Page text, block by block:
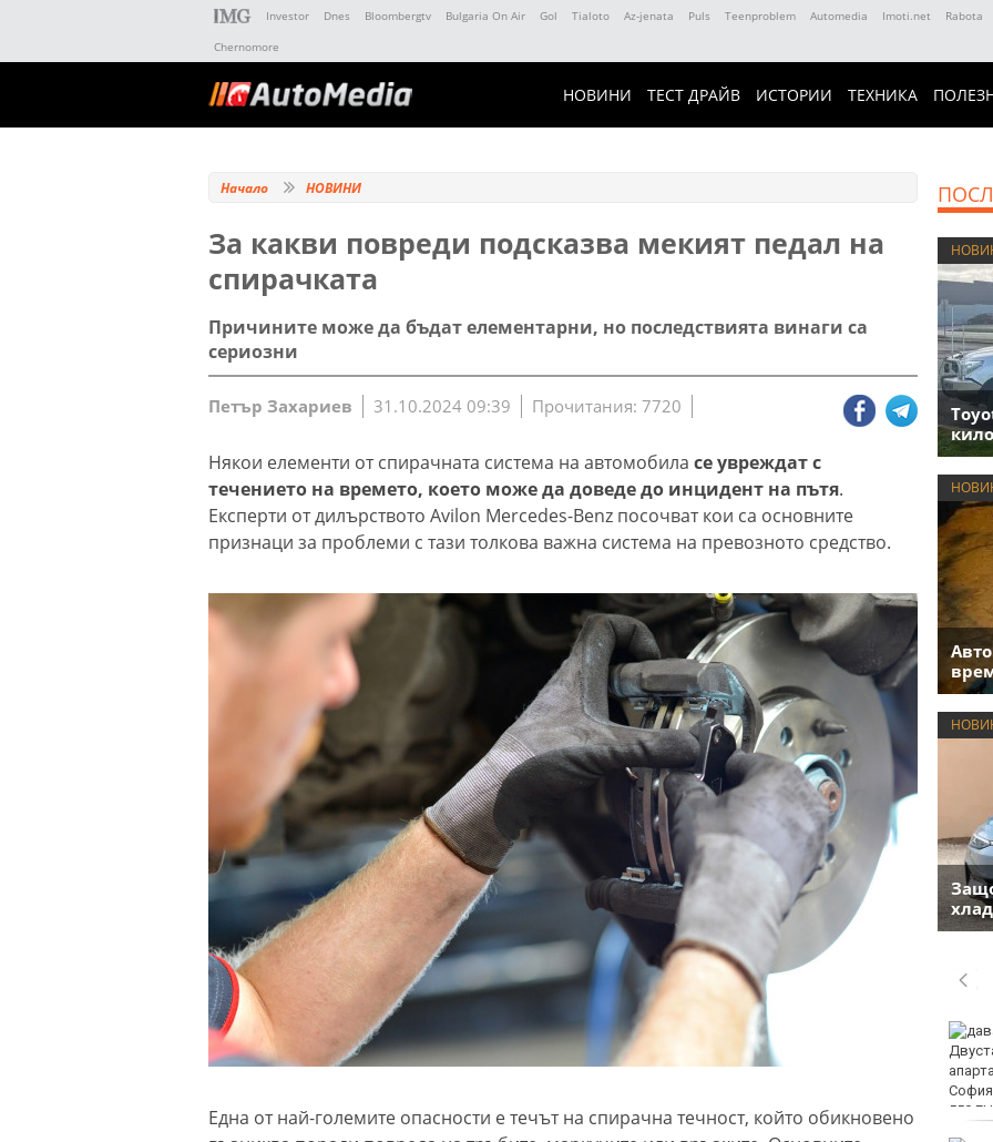
Investor Dnes Bloombergtv Bulgaria On Air Gol Tialoto Az-jenata Puls Teenproblem Automedia Imoti.net Rabota
Chernomore
НОВИНИ ТЕСТ ДРАЙВ ИСТОРИИ ТЕХНИКА
Начало НОВИНИ
За какви повреди подсказва мекият педал на
спирачката
Причините може да бъдат елементарни, но последствията винаги са
сериозни
Петър Захариев 31.10.2024 09:39 Прочитания: 7720
Някои елементи от спирачната система на автомобила се увреждат с
течението на времето, което може да доведе до инцидент на пътя.
Експерти от дилърството Avilon Mercedes-Benz посочват кои са основните
признаци за проблеми с тази толкова важна система на превозното средство.
Една от най-големите опасности е течът на спирачна течност, който обикновено
Двоен ръст на чревните
инфекции за седмица
във Варненско